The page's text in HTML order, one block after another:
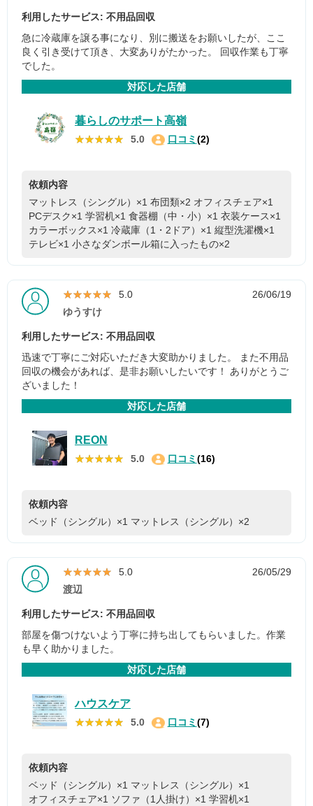
利用したサービス: 不用品回収
急に冷蔵庫を譲る事になり、別に搬送をお願いしたが、ここ
良く引き受けて頂き、大変ありがたかった。 回収作業も丁寧
でした。
対応した店舗
暮らしのサポート高嶺
★★★★★
★★★★★ 5.0 口コミ (2)
依頼内容
マットレス（シングル）×1 布団類×2 オフィスチェア×1
PCデスク×1 学習机×1 食器棚（中・小）×1 衣装ケース×1
カラーボックス×1 冷蔵庫（1・2ドア）×1 縦型洗濯機×1
テレビ×1 小さなダンボール箱に入ったもの×2
★★★★★
★★★★★ 5.0
26/06/19
ゆうすけ
利用したサービス: 不用品回収
迅速で丁寧にご対応いただき大変助かりました。 また不用品
回収の機会があれば、是非お願いしたいです！ ありがとうご
ざいました！
対応した店舗
REON
★★★★★
★★★★★ 5.0 口コミ (16)
依頼内容
ベッド（シングル）×1 マットレス（シングル）×2
★★★★★
★★★★★ 5.0
26/05/29
渡辺
利用したサービス: 不用品回収
部屋を傷つけないよう丁寧に持ち出してもらいました。作業
も早く助かりました。
対応した店舗
ハウスケア
★★★★★
★★★★★ 5.0 口コミ (7)
依頼内容
ベッド（シングル）×1 マットレス（シングル）×1
オフィスチェア×1 ソファ（1人掛け）×1 学習机×1